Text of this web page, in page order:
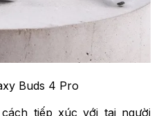
Buds 4 Pro
tiếp xúc với tai người